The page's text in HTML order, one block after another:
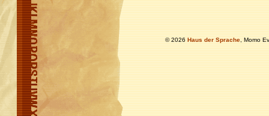
© 2026 Haus der Sprache , Momo